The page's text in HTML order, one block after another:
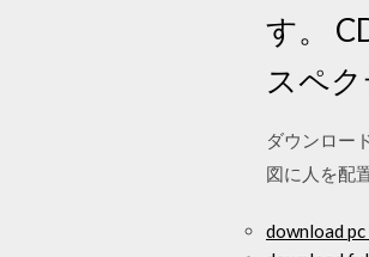
す。
スペ
ダウンロー
図に人を配
download